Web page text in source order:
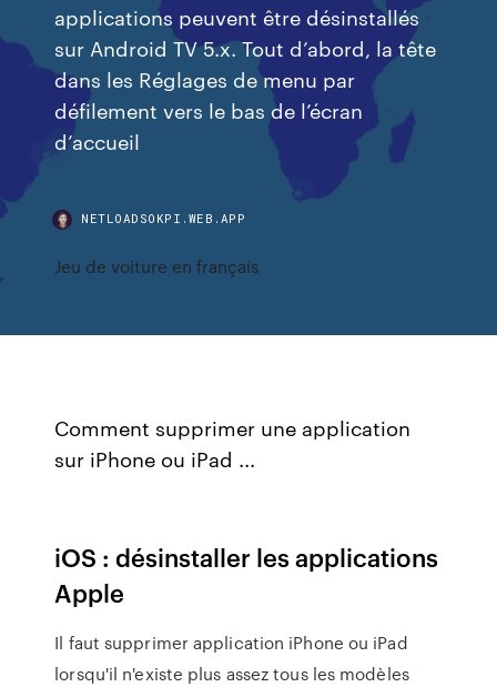
applications peuvent être désinstallés
sur Android TV 5.x. Tout d’abord, la tête
dans les Réglages de menu par
défilement vers le bas de l’écran
d’accueil
NETLOADSOKPI.WEB.APP
Jeu de voiture en français
Comment supprimer une application
sur iPhone ou iPad ...
iOS : désinstaller les applications
Apple
Il faut supprimer application iPhone ou iPad
lorsqu'il n'existe plus assez tous les modèles